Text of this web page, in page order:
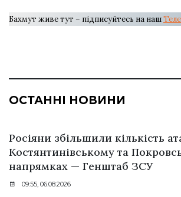
Бахмут живе тут – підписуйтесь на наш
ОСТАННІ НОВИНИ
Росіяни збільшили кількість
Костянтинівському та
напрямках — Генштаб ЗСУ
09:55, 06.08.2026